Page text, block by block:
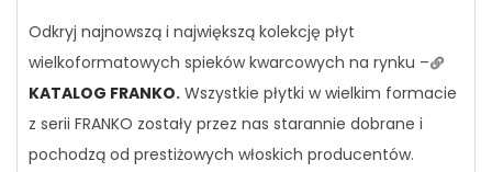
Odkryj najnowszą i największą kolekcję płyt
wielkoformatowych spieków kwarcowych na rynku –
KATALOG FRANKO. Wszystkie płytki w wielkim formacie
z serii FRANKO zostały przez nas starannie dobrane i
pochodzą od prestiżowych włoskich producentów.